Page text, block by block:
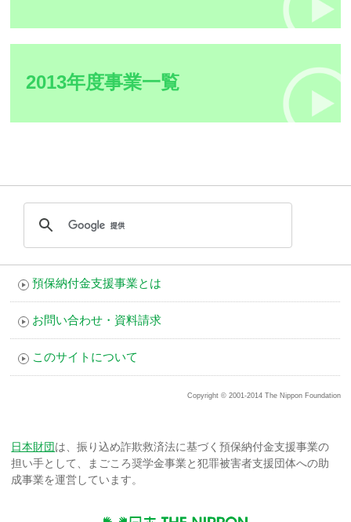
2013年度事業一覧
預保納付金支援事業とは
お問い合わせ・資料請求
このサイトについて
Copyright © 2001-2014 The Nippon Foundation
日本財団は、振り込め詐欺救済法に基づく預保納付金支援事業の
担い手として、
まごころ奨学金事業と犯罪被害者支援団体への助
成事業を運営しています。